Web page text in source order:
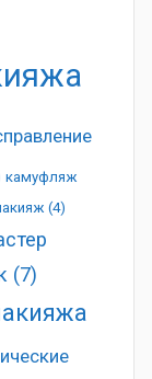
камуфляж
(4)
(7)